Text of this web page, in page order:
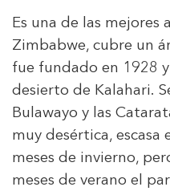
Es una de las mejores
Zimbabwe, cubre un
fue fundado en 1928
desierto de Kalahari.
Bulawayo y las
muy desértica, escasa
meses de invierno,
meses de verano el